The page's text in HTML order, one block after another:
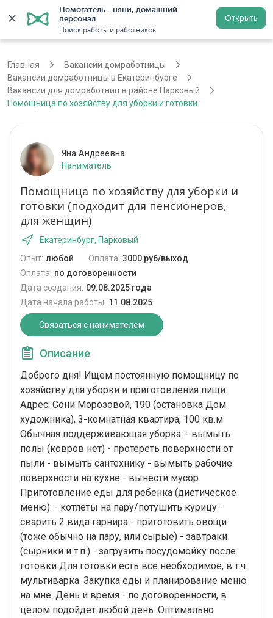
Помогатель - няни, домашний
персонал
Поиск работы и работников
Открыть
Екатеринбург Регистрация
Главная
Вакансии домработницы
Вакансии домработницы в Екатеринбурге
Вакансии для домработниц в районе Парковый
Помощница по хозяйству для уборки и готовки
Яна Андреевна
Наниматель
Помощница по хозяйству для уборки и
готовки (подходит для пенсионеров,
для женщин)
Екатеринбург, Парковый
Опыт: любой Оплата: 3000 руб/выход
Оплата: по договоренности
Дата создания: 09.08.2025 года
Дата начала работы: 11.08.2025
Связаться с нанимателем
Описание
Доброго дня! Ищем постоянную помощницу по
хозяйству для уборки и приготовления пищи.
Адрес: Сони Морозовой, 190 (остановка Дом
художника), 3-комнатная квартира, 100 кв.м
Обычная поддерживающая уборка: - вымыть
полы (ковров нет) - протереть поверхности от
пыли - вымыть сантехнику - вымыть рабочие
поверхности на кухне - вынести мусор
Приготовление еды для ребенка (диетическое
меню): - котлеты на пару/потушить курицу -
сварить 2 вида гарнира - приготовить овощи
(тоже обычно на пару, или сырые) - завтраки
(сырники и т.п.) - загрузить посудомойку после
готовки Для готовки есть всё необходимое, в т.ч.
мультиварка. Закупка еды и планирование меню
на мне. День и время - по договоренности, в
целом подойдет любой день. Оптимально